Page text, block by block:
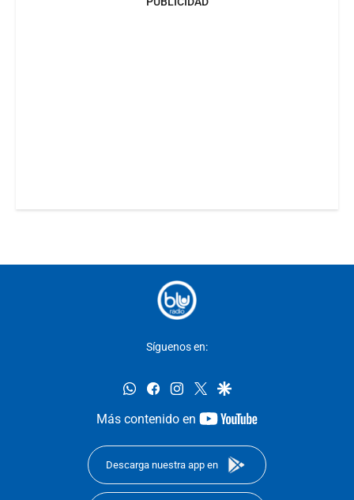
Síguenos en:
whatsappfacebookinstagram
twittergoogle
Más contenido en
youtube-
Descarga nuestra app en